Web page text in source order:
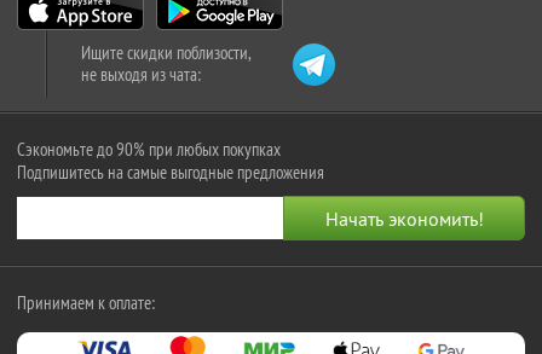
Ищите скидки поблизости,
не выходя из чата:
Сэкономьте до 90% при любых покупках
Подпишитесь на самые выгодные предложения
Принимаем к оплате: